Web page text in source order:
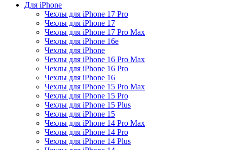
Для iPhone
Чехлы для iPhone 17 Pro
Чехлы для iPhone 17
Чехлы для iPhone 17 Pro Max
Чехлы для iPhone 16e
Чехлы для iPhone
Чехлы для iPhone 16 Pro Max
Чехлы для iPhone 16 Pro
Чехлы для iPhone 16
Чехлы для iPhone 15 Pro Max
Чехлы для iPhone 15 Pro
Чехлы для iPhone 15 Plus
Чехлы для iPhone 15
Чехлы для iPhone 14 Pro Max
Чехлы для iPhone 14 Pro
Чехлы для iPhone 14 Plus